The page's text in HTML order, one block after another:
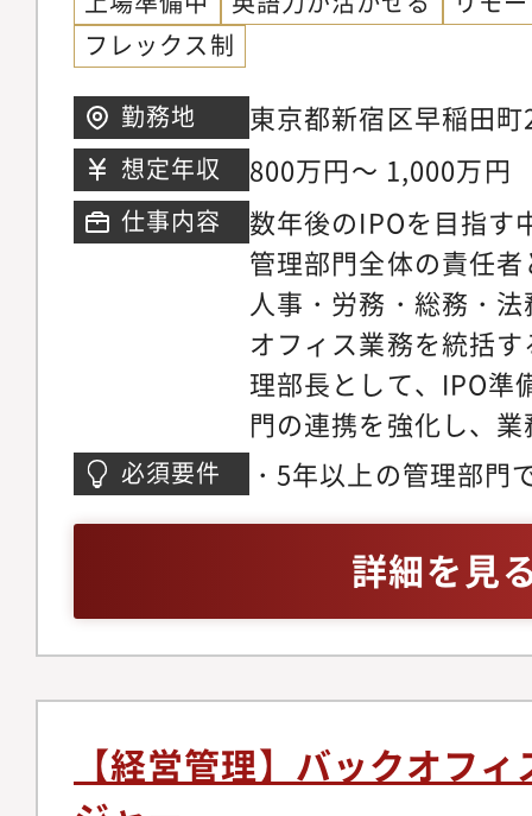
自身の戦略が会社の
ります。・幅広い経
事業推進領域の幅広
て外部のスペシャリ
たな知識を吸収でき
ポジションでご活躍
のような多様なキャ
ます。・執行役員: 管
基盤に、当社の経営
社戦略の策定・推進
げ・グロースをリー
CFO候補: 経理財務
かし、最高財務責任
略責任者: 与信領域に
戦略を牽引する専門家
は、社員一人ひとり
ストックオプション
会社・投資家・銀行
法務など会計財務以
の整備/組織マネジメ
戦略の構築、事業計
（CEO・CSOのサポ
ては、ご自身での強
経営チームとして最
ン体制を調整いたしま
フレックス制
勤務地 東京都新宿区早稲田町
想定年収 800万円～ 1,000万円
仕事内容
数年後のIPOを目指す
管理部門全体の責任
人事・労務・総務・
オフィス業務を統括
理部長として、IPO準
門の連携を強化し、
強化を図ります。経
に貢献していただき
理部門（経理・財務
務など）の統括とマ
テムの構築・運用・
実分析、経営層への
（有価証券報告書、
資金調達、資金管理
必須要件
・5年以上の管理部門
フィス業務に関する
制、J-SOX、会社法
のため）
詳細を見
【経営管理】バックオフ